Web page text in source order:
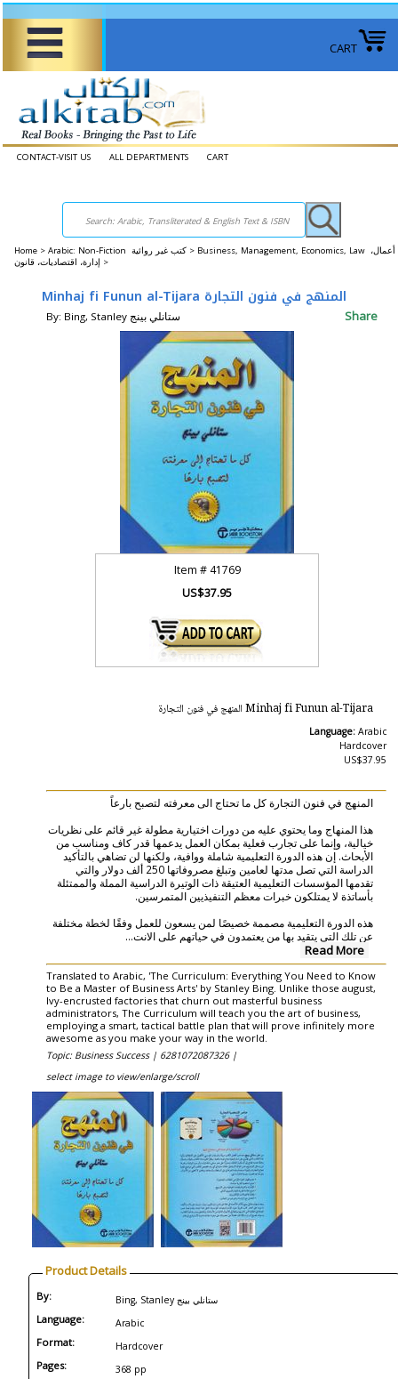
CART
CONTACT-VISIT US ALL DEPARTMENTS CART
Home > Arabic: Non-Fiction كتب غير روائية > Business, Management, Economics, Law أعمال،
إدارة، اقتصاديات، قانون >
Minhaj fi Funun al-Tijara المنهج في فنون التجارة
By: Bing, Stanley ستانلي بينج Share
Item #41769
US$37.95
Minhaj fi Funun al-Tijara المنهج في فنون التجارة
Language: Arabic
Hardcover
US$37.95
المنهج في فنون التجارة كل ما تحتاج الى معرفته لتصبح بارعاً
هذا المنهاج وما يحتوي عليه من دورات اختيارية مطولة غير قائم على نظريات
خيالية، وإنما على تجارب فعلية بمكان العمل يدعمها قدر كاف ومناسب من
الأبحاث. إن هذه الدورة التعليمية شاملة ووافية، ولكنها لن تضاهي بالتأكيد
الدراسة التي تصل مدتها لعامين وتبلغ مصروفاتها 250 ألف دولار والتي
تقدمها المؤسسات التعليمية العتيقة ذات الوتيرة الدراسية المملة والممتئلة
بأساتذة لا يمتلكون خبرات معظم التنفيذيين المتمرسين.
هذه الدورة التعليمية مصممة خصيصًا لمن يسعون للعمل وفقًا لخطة مختلفة
عن تلك التي يتقيد بها من يعتمدون في حياتهم على الانت...
Read More
Translated to Arabic, 'The Curriculum: Everything You Need to Know
to Be a Master of Business Arts' by Stanley Bing. Unlike those august,
Ivy-encrusted factories that churn out masterful business
administrators, The Curriculum will teach you the art of business,
employing a smart, tactical battle plan that will prove infinitely more
awesome as you make your way in the world.
Topic: Business Success | 6281072087326 |
select image to view/enlarge/scroll
Product Details
By: Bing, Stanley ستانلي بينج
Language: Arabic
Format: Hardcover
Pages: 368 pp